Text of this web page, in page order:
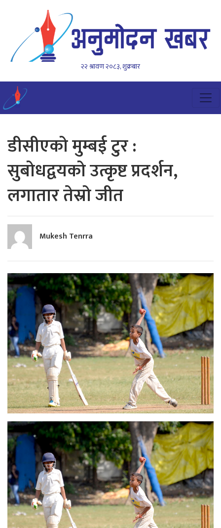
२२ श्रावण २०८३, शुक्रबार
डीसीएको मुम्बई टुर :
सुबोधद्वयको उत्कृष्ट प्रदर्शन,
लगातार तेस्रो जीत
Mukesh Tenrra